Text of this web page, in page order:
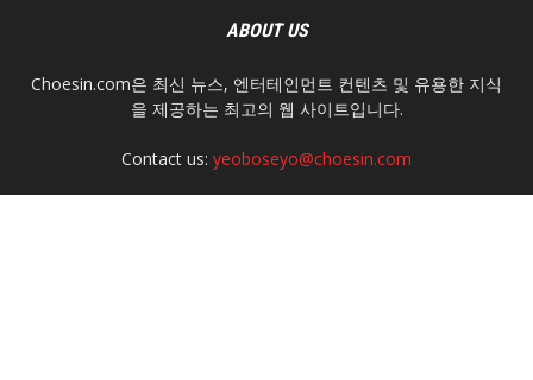
ABOUT US
Choesin.com은 최신 뉴스, 엔터테인먼트 컨텐츠 및 유용한 지식
을 제공하는 최고의 웹 사이트입니다.
Contact us: yeoboseyo@choesin.com